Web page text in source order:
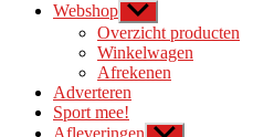
Webshop Toon
submenu
Overzicht producten
Winkelwagen
Afrekenen
Adverteren
Sport mee!
Afleveringen Toon